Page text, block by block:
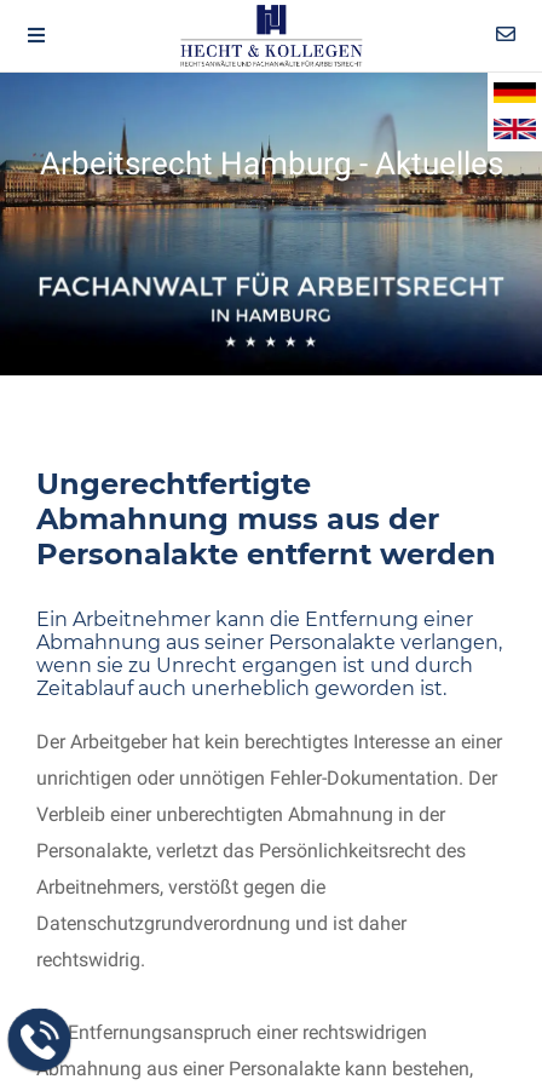
Arbeitsrecht Hamburg - Aktuelles
Ungerechtfertigte
Abmahnung muss aus der
Personalakte entfernt werden
Ein Arbeitnehmer kann die Entfernung einer
Abmahnung aus seiner Personalakte verlangen,
wenn sie zu Unrecht ergangen ist und durch
Zeitablauf auch unerheblich geworden ist.
Der Arbeitgeber hat kein berechtigtes Interesse an einer
unrichtigen oder unnötigen Fehler-Dokumentation. Der
Verbleib einer unberechtigten Abmahnung in der
Personalakte, verletzt das Persönlichkeitsrecht des
Arbeitnehmers, verstößt gegen die
Datenschutzgrundverordnung und ist daher
rechtswidrig.
Ein Entfernungsanspruch einer rechtswidrigen
Abmahnung aus einer Personalakte kann bestehen,